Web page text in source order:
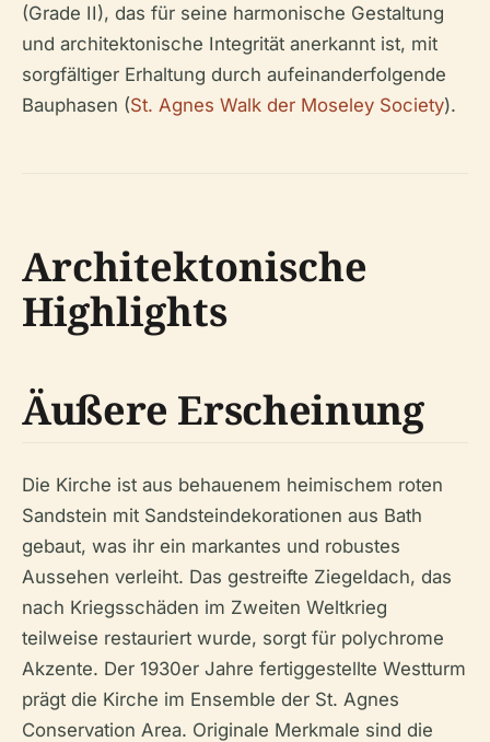
(Grade II), das für seine harmonische Gestaltung
und architektonische Integrität anerkannt ist, mit
sorgfältiger Erhaltung durch aufeinanderfolgende
Bauphasen (St. Agnes Walk der Moseley Society).
Architektonische
Highlights
Äußere Erscheinung
Die Kirche ist aus behauenem heimischem roten
Sandstein mit Sandsteindekorationen aus Bath
gebaut, was ihr ein markantes und robustes
Aussehen verleiht. Das gestreifte Ziegeldach, das
nach Kriegsschäden im Zweiten Weltkrieg
teilweise restauriert wurde, sorgt für polychrome
Akzente. Der 1930er Jahre fertiggestellte Westturm
prägt die Kirche im Ensemble der St. Agnes
Conservation Area. Originale Merkmale sind die